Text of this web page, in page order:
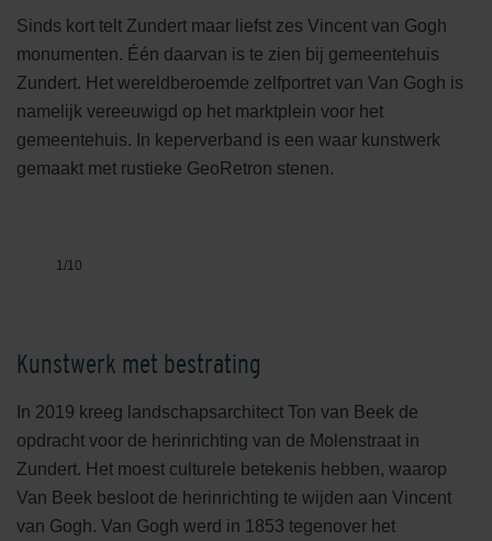
Sinds kort telt Zundert maar liefst zes Vincent van Gogh
monumenten. Één daarvan is te zien bij gemeentehuis
Zundert. Het wereldberoemde zelfportret van Van Gogh is
namelijk vereeuwigd op het marktplein voor het
gemeentehuis. In keperverband is een waar kunstwerk
gemaakt met rustieke GeoRetron stenen.
1/10
Kunstwerk met bestrating
In 2019 kreeg landschapsarchitect Ton van Beek de
opdracht voor de herinrichting van de Molenstraat in
Zundert. Het moest culturele betekenis hebben, waarop
Van Beek besloot de herinrichting te wijden aan Vincent
van Gogh. Van Gogh werd in 1853 tegenover het